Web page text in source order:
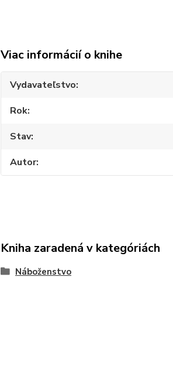
Viac informácií o knihe
Vydavateľstvo
Rok
Stav
Autor
Kniha zaradená v kategóriách
Náboženstvo